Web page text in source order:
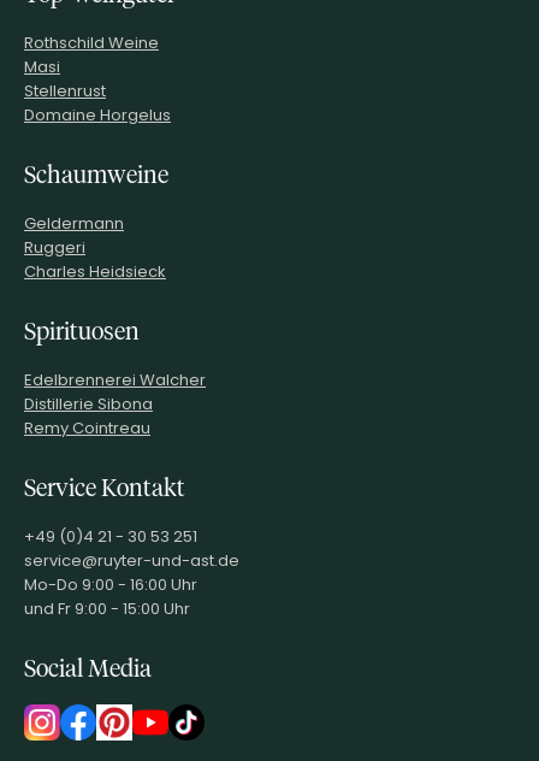
Rothschild Weine
Masi
Stellenrust
Domaine Horgelus
Schaumweine
Geldermann
Ruggeri
Charles Heidsieck
Spirituosen
Edelbrennerei Walcher
Distillerie Sibona
Remy Cointreau
Service Kontakt
+49 (0)4 21 - 30 53 251
service@ruyter-und-ast.de
Mo-Do 9:00 - 16:00 Uhr
und Fr 9:00 - 15:00 Uhr
Social Media